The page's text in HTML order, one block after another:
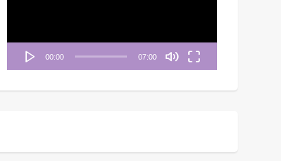
00:00 07:00